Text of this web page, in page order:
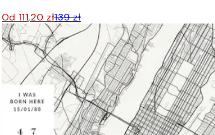
Od 111,20 zł139 zł